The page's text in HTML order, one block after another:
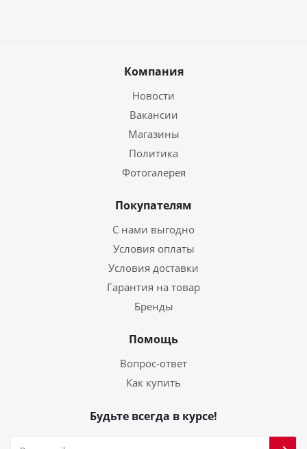
Компания
Новости
Вакансии
Магазины
Политика
Фотогалерея
Покупателям
С нами выгодно
Условия оплаты
Условия доставки
Гарантия на товар
Бренды
Помощь
Вопрос-ответ
Как купить
Будьте всегда в курсе!